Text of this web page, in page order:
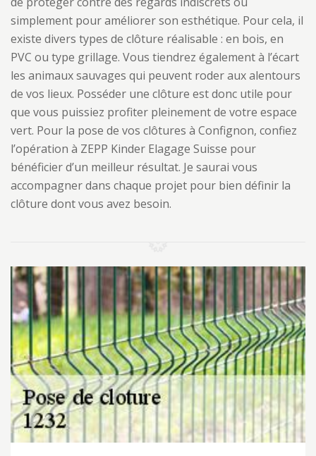
simplement pour améliorer son esthétique. Pour cela, il
existe divers types de clôture réalisable : en bois, en
PVC ou type grillage. Vous tiendrez également à l’écart
les animaux sauvages qui peuvent roder aux alentours
de vos lieux. Posséder une clôture est donc utile pour
que vous puissiez profiter pleinement de votre espace
vert. Pour la pose de vos clôtures à Confignon, confiez
l’opération à ZEPP Kinder Elagage Suisse pour
bénéficier d’un meilleur résultat. Je saurai vous
accompagner dans chaque projet pour bien définir la
clôture dont vous avez besoin.